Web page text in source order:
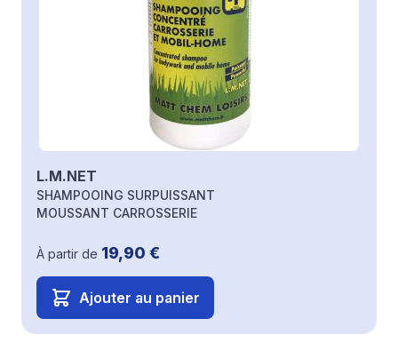
L.M.NET
SHAMPOOING SURPUISSANT
MOUSSANT CARROSSERIE
À partir de 19,90 €
Ajouter au panier